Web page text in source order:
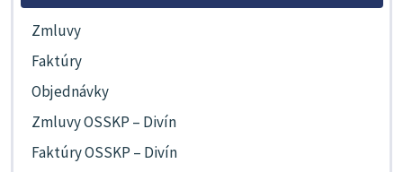
Zmluvy
Faktúry
Objednávky
Zmluvy OSSKP – Divín
Faktúry OSSKP – Divín